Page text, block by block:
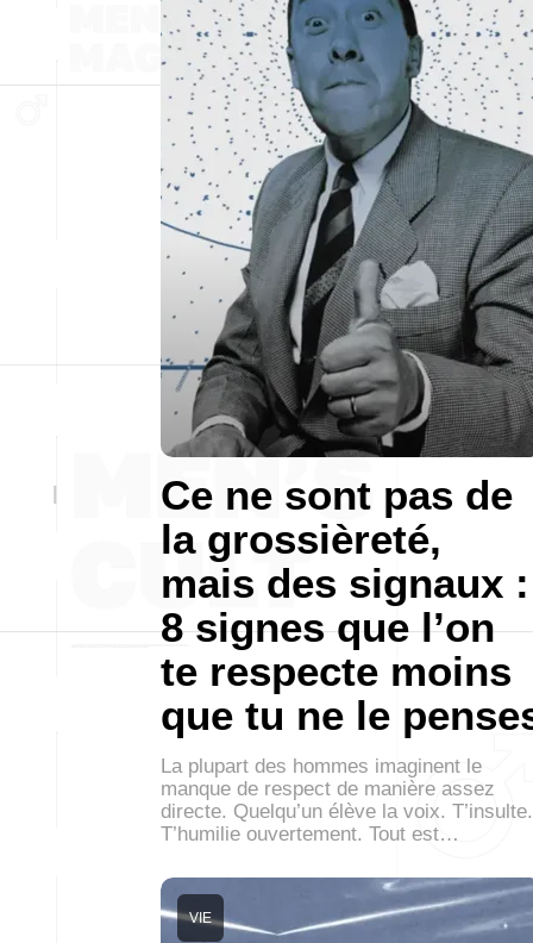
Ce ne sont pas de
la grossièreté,
mais des signaux :
8 signes que l’on
te respecte moins
que tu ne le
La plupart des hommes imaginent le
manque de respect de manière assez
directe. Quelqu’un élève la voix. T’insulte.
T’humilie ouvertement. Tout est…
VIE